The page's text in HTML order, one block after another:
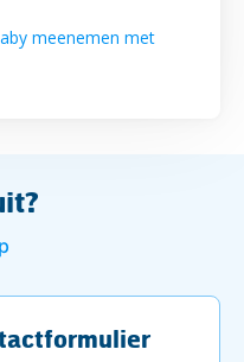
meenemen met